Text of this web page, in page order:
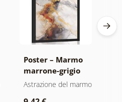
Poster – Marmo
marrone-grigio
Astrazione del marmo